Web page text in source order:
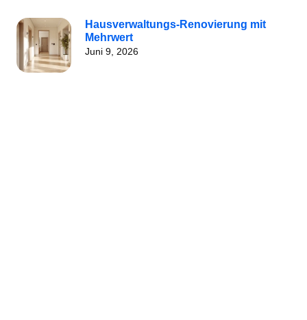
Hausverwaltungs-Renovierung mit
Mehrwert
Juni 9, 2026